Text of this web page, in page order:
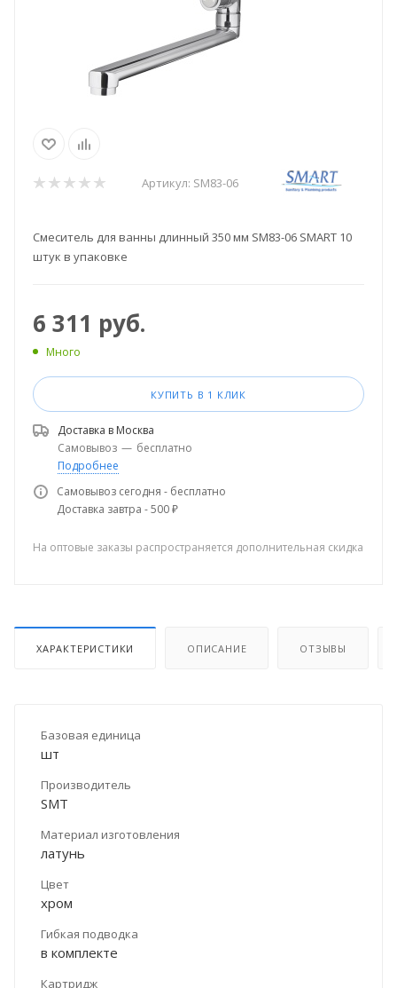
Артикул: SM83-06
Смеситель для ванны длинный 350 мм SM83-06 SMART 10
штук в упаковке
6 311 руб.
Много
КУПИТЬ В 1 КЛИК
Доставка в Москва
Самовывоз — бесплатно
Подробнее
Самовывоз сегодня - бесплатно
Доставка завтра - 500 ₽
На оптовые заказы распространяется дополнительная скидка
ХАРАКТЕРИСТИКИ ОПИСАНИЕ ОТЗЫВЫ
Базовая единица
шт
Производитель
SMT
Материал изготовления
латунь
Цвет
хром
Гибкая подводка
в комплекте
Картридж